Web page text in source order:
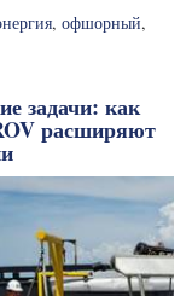
, офшорный,
задачи: как
расширяют